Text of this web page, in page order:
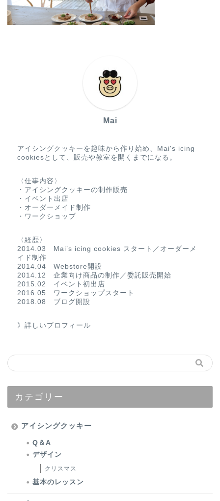
Mai
アイシングクッキーを趣味から作り始め、Mai's icing
cookiesとして、販売や教室を開くまでになる。
〈仕事内容〉
・アイシングクッキーの制作販売
・イベント出店
・オーダーメイド制作
・ワークショップ
〈経歴〉
2014.03 Mai’s icing cookies スタート／オーダーメ
イド制作
2014.04 Webstore開設
2014.12 企業向け商品の制作／委託販売開始
2015.02 イベント初出店
2016.05 ワークショップスタート
2018.08 ブログ開設
》詳しいプロフィール
カテゴリー
アイシングクッキー
Q＆A
デザイン
クリスマス
基本のレッスン